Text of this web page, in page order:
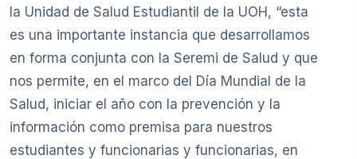
la Unidad de Salud Estudiantil de la UOH, “esta
es una importante instancia que desarrollamos
en forma conjunta con la Seremi de Salud y que
nos permite, en el marco del Día Mundial de la
Salud, iniciar el año con la prevención y la
información como premisa para nuestros
estudiantes y funcionarias y funcionarias, en